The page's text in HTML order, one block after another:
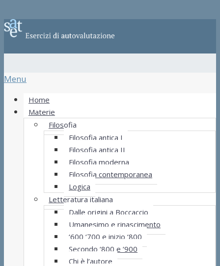
Menu
Home
Materie
Filosofia
Filosofia antica I
Filosofia antica II
Filosofia moderna
Filosofia contemporanea
Logica
Letteratura italiana
Dalle origini a Boccaccio
Umanesimo e rinascimento
‘600 ‘700 e inizio ‘800
Secondo ‘800 e ‘900
Chi è l’autore